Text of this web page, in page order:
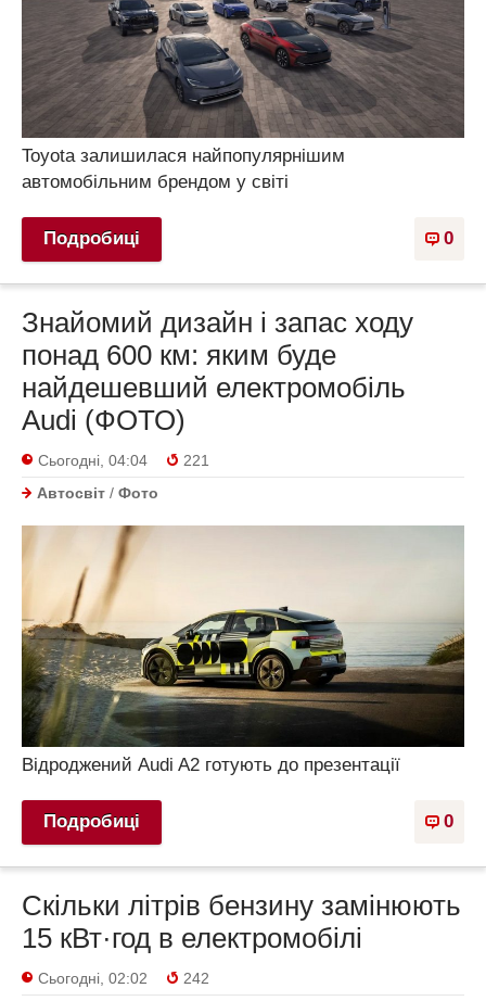
Toyota залишилася найпопулярнішим
автомобільним брендом у світі
0
Подробиці
Знайомий дизайн і запас ходу
понад 600 км: яким буде
найдешевший електромобіль
Audi (ФОТО)
Сьогодні, 04:04
221
Автосвіт / Фото
Відроджений Audi A2 готують до презентації
0
Подробиці
Скільки літрів бензину замінюють
15 кВт·год в електромобілі
Сьогодні, 02:02
242